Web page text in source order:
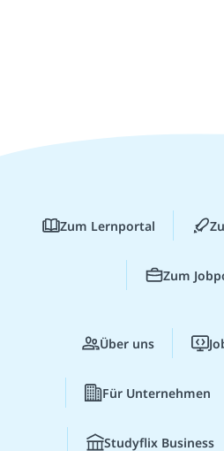
Zum Lernportal
Zum
Über uns
Für Unternehmen
Studyflix Business